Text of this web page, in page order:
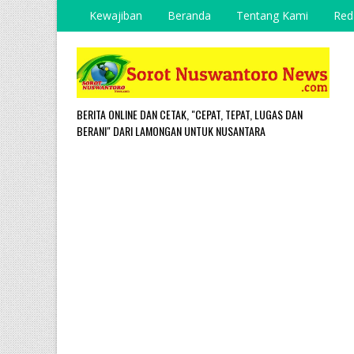
Kewajiban Beranda Tentang Kami
BERITA ONLINE DAN CETAK, "CEPAT, TEPAT, LUGAS DAN
BERANI" DARI LAMONGAN UNTUK NUSANTARA